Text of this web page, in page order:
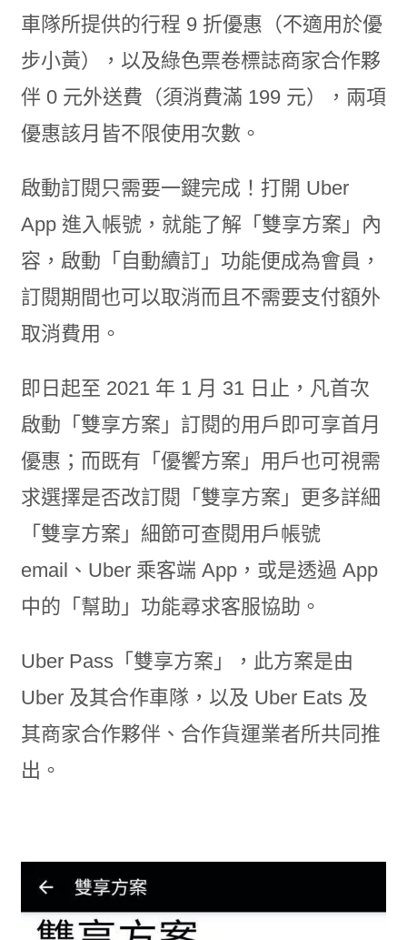
車隊所提供的行程 9 折優惠（不適用於優
步小黃），以及綠色票卷標誌商家合作夥
伴 0 元外送費（須消費滿 199 元），兩項
優惠該月皆不限使用次數。
啟動訂閱只需要一鍵完成！打開 Uber
App 進入帳號，就能了解「雙享方案」內
容，啟動「自動續訂」功能便成為會員，
訂閱期間也可以取消而且不需要支付額外
取消費用。
即日起至 2021 年 1 月 31 日止，凡首次
啟動「雙享方案」訂閱的用戶即可享首月
優惠；而既有「優饗方案」用戶也可視需
求選擇是否改訂閱「雙享方案」更多詳細
「雙享方案」細節可查閱用戶帳號
email、Uber 乘客端 App，或是透過 App
中的「幫助」功能尋求客服協助。
Uber Pass「雙享方案」，此方案是由
Uber 及其合作車隊，以及 Uber Eats 及
其商家合作夥伴、合作貨運業者所共同推
出。